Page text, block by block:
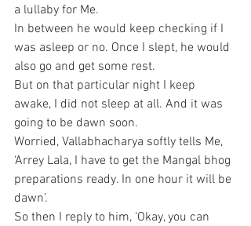
a lullaby for Me.
In between he would keep checking if I
was asleep or no. Once I slept, he would
also go and get some rest.
But on that particular night I keep
awake, I did not sleep at all. And it was
going to be dawn soon.
Worried, Vallabhacharya softly tells Me,
‘Arrey Lala, I have to get the Mangal bhog
preparations ready. In one hour it will be
dawn’.
So then I reply to him, ‘Okay, you can